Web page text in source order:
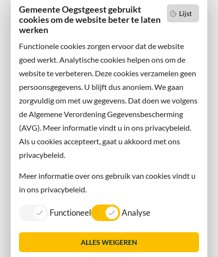
Lijst
Gemeente Oegstgeest gebruikt
cookies om de website beter te laten
werken
Functionele cookies zorgen ervoor dat de website
goed werkt. Analytische cookies helpen ons om de
website te verbeteren. Deze cookies verzamelen geen
persoonsgegevens. U blijft dus anoniem. We gaan
zorgvuldig om met uw gegevens. Dat doen we volgens
de Algemene Verordening Gegevensbescherming
(AVG). Meer informatie vindt u in ons privacybeleid.
Als u cookies accepteert, gaat u akkoord met ons
privacybeleid.
Meer informatie over ons gebruik van cookies vindt u
in ons privacybeleid.
Functioneel Analyse
ALLES WEIGEREN
2342 AN Oegstgeest
Wilt u niets missen?
en volg ons ook op sociale media.
Facebook
X
Instagram
Contact met de gemeente
Contact
Information in English
Sitemap
Toegankelijkheid